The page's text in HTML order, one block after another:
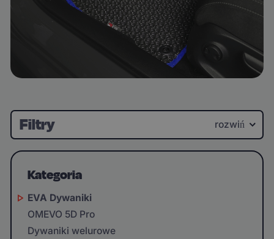
Filtry rozwiń
Kategoria
EVA Dywaniki
OMEVO 5D Pro
Dywaniki welurowe